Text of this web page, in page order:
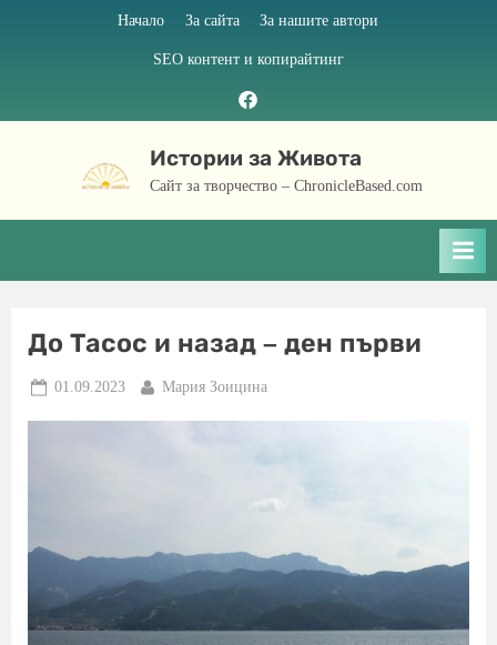
Начало За сайта За нашите автори
SEO контент и копирайтинг
Facebook
page
Истории за Живота
Сайт за творчество – ChronicleBased.com
До Тасос и назад – ден първи
Posted
01.09.2023 By
Мария Зоицина